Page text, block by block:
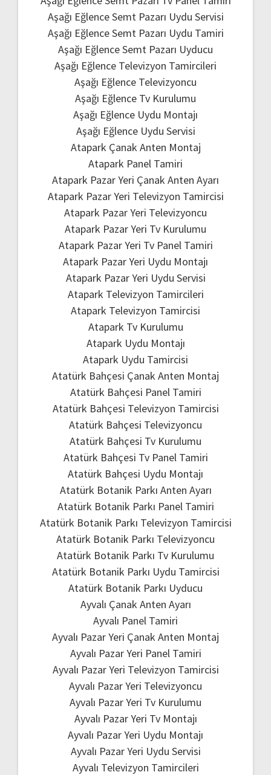
Aşağı Eğlence Semt Pazarı Uydu Servisi
Aşağı Eğlence Semt Pazarı Uydu Tamiri
Aşağı Eğlence Semt Pazarı Uyducu
Aşağı Eğlence Televizyon Tamircileri
Aşağı Eğlence Televizyoncu
Aşağı Eğlence Tv Kurulumu
Aşağı Eğlence Uydu Montajı
Aşağı Eğlence Uydu Servisi
Atapark Çanak Anten Montaj
Atapark Panel Tamiri
Atapark Pazar Yeri Çanak Anten Ayarı
Atapark Pazar Yeri Televizyon Tamircisi
Atapark Pazar Yeri Televizyoncu
Atapark Pazar Yeri Tv Kurulumu
Atapark Pazar Yeri Tv Panel Tamiri
Atapark Pazar Yeri Uydu Montajı
Atapark Pazar Yeri Uydu Servisi
Atapark Televizyon Tamircileri
Atapark Televizyon Tamircisi
Atapark Tv Kurulumu
Atapark Uydu Montajı
Atapark Uydu Tamircisi
Atatürk Bahçesi Çanak Anten Montaj
Atatürk Bahçesi Panel Tamiri
Atatürk Bahçesi Televizyon Tamircisi
Atatürk Bahçesi Televizyoncu
Atatürk Bahçesi Tv Kurulumu
Atatürk Bahçesi Tv Panel Tamiri
Atatürk Bahçesi Uydu Montajı
Atatürk Botanik Parkı Anten Ayarı
Atatürk Botanik Parkı Panel Tamiri
Atatürk Botanik Parkı Televizyon Tamircisi
Atatürk Botanik Parkı Televizyoncu
Atatürk Botanik Parkı Tv Kurulumu
Atatürk Botanik Parkı Uydu Tamircisi
Atatürk Botanik Parkı Uyducu
Ayvalı Çanak Anten Ayarı
Ayvalı Panel Tamiri
Ayvalı Pazar Yeri Çanak Anten Montaj
Ayvalı Pazar Yeri Panel Tamiri
Ayvalı Pazar Yeri Televizyon Tamircisi
Ayvalı Pazar Yeri Televizyoncu
Ayvalı Pazar Yeri Tv Kurulumu
Ayvalı Pazar Yeri Tv Montajı
Ayvalı Pazar Yeri Uydu Montajı
Ayvalı Pazar Yeri Uydu Servisi
Ayvalı Televizyon Tamircileri